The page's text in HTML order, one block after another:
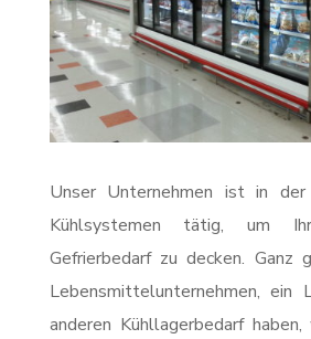
Unser Unternehmen ist in
Kühlsystemen tätig, um
Gefrierbedarf zu decken. Ganz
Lebensmittelunternehmen, ein
anderen Kühllagerbedarf